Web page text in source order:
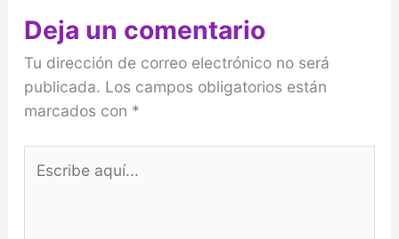
Deja un comentario
Tu dirección de correo electrónico no será
publicada. Los campos obligatorios están
marcados con *
aquí...